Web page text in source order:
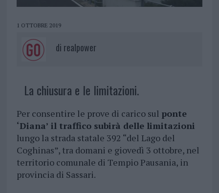
1 OTTOBRE 2019
di realpower
La chiusura e le limitazioni.
Per consentire le prove di carico sul ponte
‘Diana’ il traffico subirà delle limitazioni
lungo la strada statale 392 “del Lago del
Coghinas”, tra domani e giovedì 3 ottobre, nel
territorio comunale di Tempio Pausania, in
provincia di Sassari.